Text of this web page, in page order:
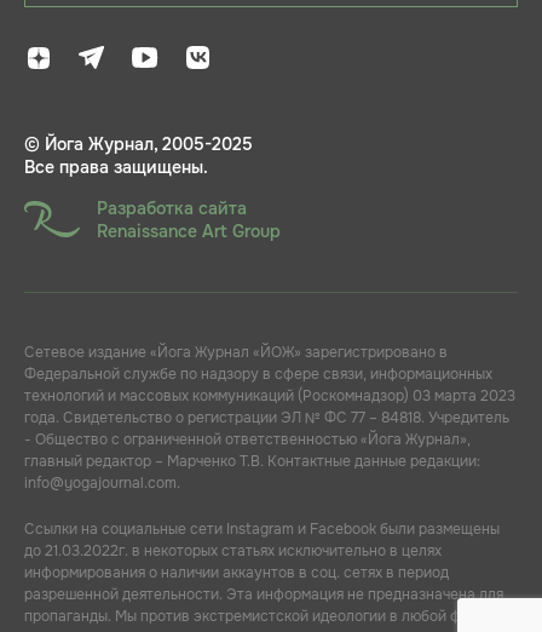
© Йога Журнал, 2005-2025
Все права защищены.
Разработка сайта
Renaissance Art Group
Сетевое издание «Йога Журнал «ЙОЖ» зарегистрировано в
Федеральной службе по надзору в сфере связи, информационных
технологий и массовых коммуникаций (Роскомнадзор) 03 марта 2023
года. Свидетельство о регистрации ЭЛ № ФС 77 – 84818. Учредитель
- Общество с ограниченной ответственностью «Йога Журнал»,
главный редактор – Марченко Т.В. Контактные данные редакции:
info@yogajournal.com.
Ссылки на социальные сети Instagram и Facebook были размещены
до 21.03.2022г. в некоторых статьях исключительно в целях
информирования о наличии аккаунтов в соц. сетях в период
разрешенной деятельности. Эта информация не предназначена для
пропаганды. Мы против экстремистской идеологии в любой форме.